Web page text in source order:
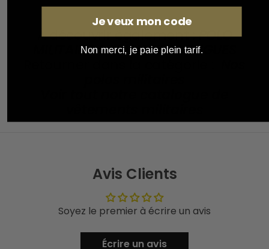
À découvrir également :POLO
MILITAIRE A MANCHES LONGUES
Avis Clients
Soyez le premier à écrire un avis
Écrire un avis
Je veux mon code
Non merci, je paie plein tarif.